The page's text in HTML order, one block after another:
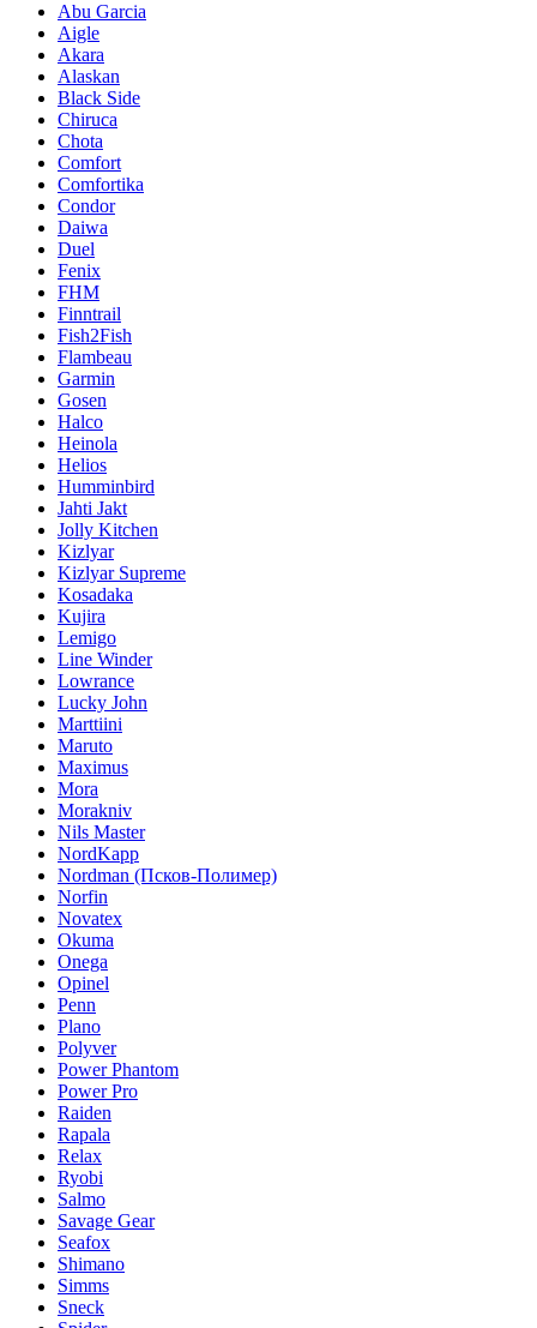
Abu Garcia
Aigle
Akara
Alaskan
Black Side
Chiruca
Chota
Comfort
Comfortika
Condor
Daiwa
Duel
Fenix
FHM
Finntrail
Fish2Fish
Flambeau
Garmin
Gosen
Halco
Heinola
Helios
Humminbird
Jahti Jakt
Jolly Kitchen
Kizlyar
Kizlyar Supreme
Kosadaka
Kujira
Lemigo
Line Winder
Lowrance
Lucky John
Marttiini
Maruto
Maximus
Mora
Morakniv
Nils Master
NordKapp
Nordman (Псков-Полимер)
Norfin
Novatex
Okuma
Onega
Opinel
Penn
Plano
Polyver
Power Phantom
Power Pro
Raiden
Rapala
Relax
Ryobi
Salmo
Savage Gear
Seafox
Shimano
Simms
Sneck